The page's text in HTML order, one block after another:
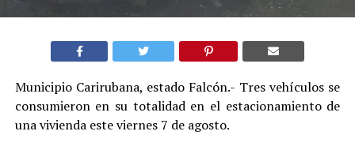
Municipio Carirubana, estado Falcón.- Tres vehículos se
consumieron en su totalidad en el estacionamiento de
una vivienda este viernes 7 de agosto.